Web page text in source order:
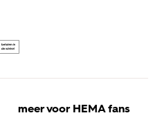
meer voor HEMA fans